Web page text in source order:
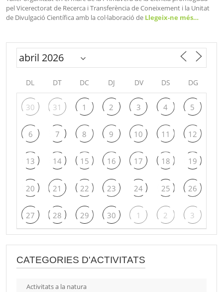
pel Vicerectorat de Recerca i Transferència de Coneixement i la Unitat
de Divulgació Científica amb la col·laboració de Llegeix-ne més…
DL DT DC DJ DV DS DG
30 31 1 2 3 4 5
6 7 8 9 10 11 12
13 14 15 16 17 18 19
20 21 22 23 24 25 26
27 28 29 30 1 2 3
CATEGORIES D'ACTIVITATS
Activitats a la natura